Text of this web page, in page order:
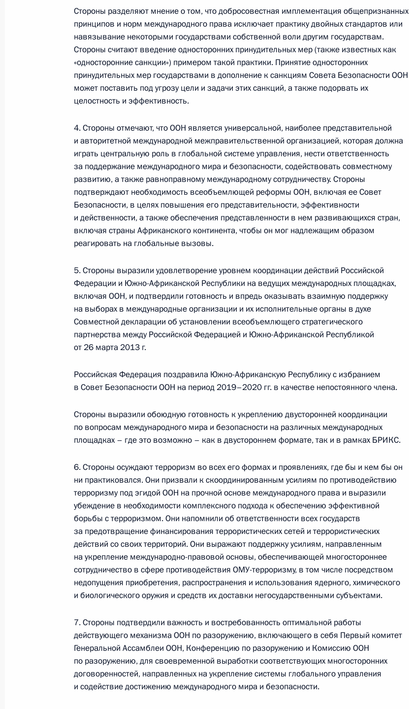
23 июля 2026 года, 19:00
в неудовлетворительном
состоянии
14 июля 2026 года, 15:00
В России во исполнение поручения
Президента появится единый
научно-методический центр
по продвижению русского языка
14 июля 2026 года, 16:00
Представлен доклад о деятельности
Уполномоченного по правам
ребёнка в 2025 году
14 июля 2026 года, 10:00
Семинар-совещание по развитию
экосистем цифровой экономики
и цифровых платформ
Российско-китайская встреча
Меры Правительства
по повышению устойчивости
экономики и поддержке
граждан в условиях санкций
GOVERNMENT.RU
Конституция Российской
Федерации
CONSTITUTION.KREMLIN.RU
Отправить письмо Президенту
LETTERS.KREMLIN.RU
Официальный портал
PRAVO.GOV.RU
Разделы сайта
Президента
России
Информационные
ресурсы
Официальные
сетевые ресурсы
Президента России
Правовая и
техническая
Стороны разделяют мнение о том, что добросовестная имплементация общепризнанных
принципов и норм международного права исключает практику двойных стандартов или
навязывание некоторыми государствами собственной воли другим государствам.
Стороны считают введение односторонних принудительных мер (также известных как
«односторонние санкции») примером такой практики. Принятие односторонних
принудительных мер государствами в дополнение к санкциям Совета Безопасности ООН
может поставить под угрозу цели и задачи этих санкций, а также подорвать их
целостность и эффективность.
4. Стороны отмечают, что ООН является универсальной, наиболее представительной
и авторитетной международной межправительственной организацией, которая должна
играть центральную роль в глобальной системе управления, нести ответственность
за поддержание международного мира и безопасности, содействовать совместному
развитию, а также равноправному международному сотрудничеству. Стороны
подтверждают необходимость всеобъемлющей реформы ООН, включая ее Совет
Безопасности, в целях повышения его представительности, эффективности
и действенности, а также обеспечения представленности в нем развивающихся стран,
включая страны Африканского континента, чтобы он мог надлежащим образом
реагировать на глобальные вызовы.
5. Стороны выразили удовлетворение уровнем координации действий Российской
Федерации и Южно-Африканской Республики на ведущих международных площадках,
включая ООН, и подтвердили готовность и впредь оказывать взаимную поддержку
на выборах в международные организации и их исполнительные органы в духе
Совместной декларации об установлении всеобъемлющего стратегического
партнерства между Российской Федерацией и Южно-Африканской Республикой
от 26 марта 2013 г.
Российская Федерация поздравила Южно-Африканскую Республику с избранием
в Совет Безопасности ООН на период 2019–2020 гг. в качестве непостоянного члена.
Стороны выразили обоюдную готовность к укреплению двусторонней координации
по вопросам международного мира и безопасности на различных международных
площадках – где это возможно – как в двустороннем формате, так и в рамках БРИКС.
6. Стороны осуждают терроризм во всех его формах и проявлениях, где бы и кем бы он
ни практиковался. Они призвали к скоординированным усилиям по противодействию
терроризму под эгидой ООН на прочной основе международного права и выразили
убеждение в необходимости комплексного подхода к обеспечению эффективной
борьбы с терроризмом. Они напомнили об ответственности всех государств
за предотвращение финансирования террористических сетей и террористических
действий со своих территорий. Они выражают поддержку усилиям, направленным
на укрепление международно-правовой основы, обеспечивающей многостороннее
сотрудничество в сфере противодействия ОМУ-терроризму, в том числе посредством
недопущения приобретения, распространения и использования ядерного, химического
и биологического оружия и средств их доставки негосударственными субъектами.
7. Стороны подтвердили важность и востребованность оптимальной работы
действующего механизма ООН по разоружению, включающего в себя Первый комитет
Генеральной Ассамблеи ООН, Конференцию по разоружению и Комиссию ООН
по разоружению, для своевременной выработки соответствующих многосторонних
договоренностей, направленных на укрепление системы глобального управления
и содействие достижению международного мира и безопасности.